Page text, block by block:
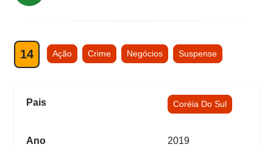
14 Ação Crime Negócios Suspense
Pais Coréia Do Sul
Ano 2019